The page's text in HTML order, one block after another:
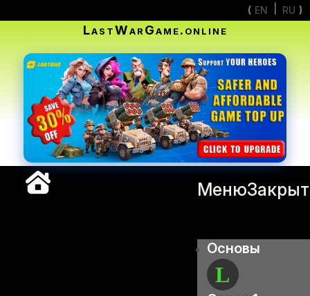
EN RU
LastWarGame.online
Меню
Основы